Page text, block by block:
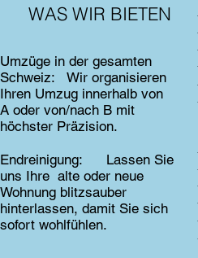
WAS WIR BIETEN
Umzüge in der gesamten
Schweiz: Wir organisieren
Ihren Umzug innerhalb von
A oder von/nach B mit
höchster Präzision.
Endreinigung: Lassen Sie
uns Ihre alte oder neue
Wohnung blitzsauber
hinterlassen, damit Sie sich
sofort wohlfühlen.